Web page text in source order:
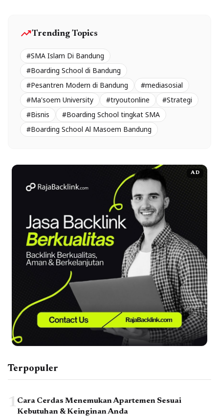
trending_upTrending Topics
#SMA Islam Di Bandung
#Boarding School di Bandung
#Pesantren Modern di Bandung
#mediasosial
#Ma'soem University
#tryoutonline
#Strategi
#Bisnis
#Boarding School tingkat SMA
#Boarding School Al Masoem Bandung
AD
Terpopuler
1 Cara Cerdas Menemukan Apartemen Sesuai
Kebutuhan & Keinginan Anda